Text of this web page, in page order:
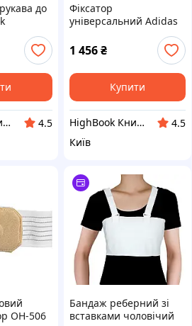
до
Уні M
HighBook Книжкова крамниця
4.5
Фіксатор
універсальний Adidas
Universal Support Wrap
Long сірий Уні (139 x 8
x 0,2 см) DC
1 456 ₴
Купити
HighBook Книжкова крамниця
4.5
Київ
OH-506
Бандаж реберний зі
вставками чоловічий